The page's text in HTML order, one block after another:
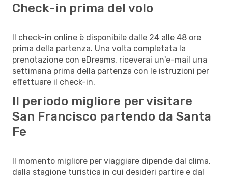
Check-in prima del volo
Il check-in online è disponibile dalle 24 alle 48 ore
prima della partenza. Una volta completata la
prenotazione con eDreams, riceverai un'e-mail una
settimana prima della partenza con le istruzioni per
effettuare il check-in.
Il periodo migliore per visitare
San Francisco partendo da Santa
Fe
Il momento migliore per viaggiare dipende dal clima,
dalla stagione turistica in cui desideri partire e dal